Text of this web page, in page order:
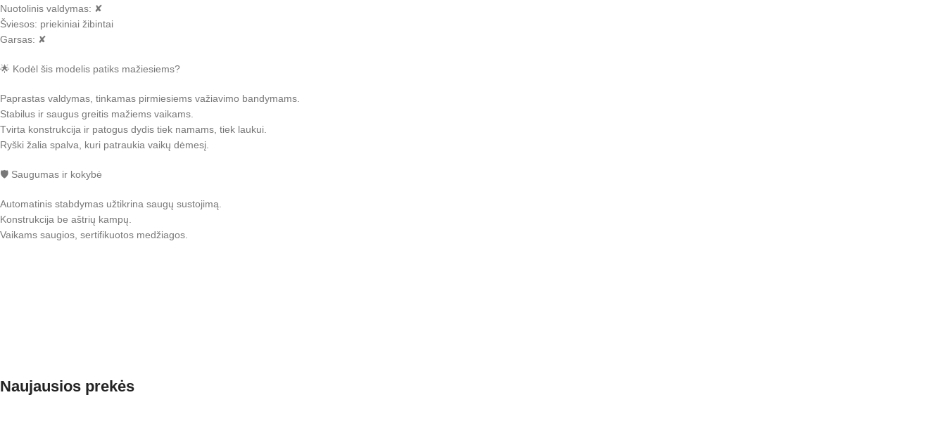
Nuotolinis valdymas: ✘
Šviesos: priekiniai žibintai
Garsas: ✘
🌟 Kodėl šis modelis patiks mažiesiems?
Paprastas valdymas, tinkamas pirmiesiems važiavimo bandymams.
Stabilus ir saugus greitis mažiems vaikams.
Tvirta konstrukcija ir patogus dydis tiek namams, tiek laukui.
Ryški žalia spalva, kuri patraukia vaikų dėmesį.
🛡️ Saugumas ir kokybė
Automatinis stabdymas užtikrina saugų sustojimą.
Konstrukcija be aštrių kampų.
Vaikams saugios, sertifikuotos medžiagos.
Naujausios prekės